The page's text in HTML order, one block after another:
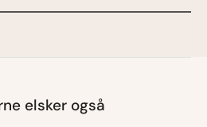
elsker også